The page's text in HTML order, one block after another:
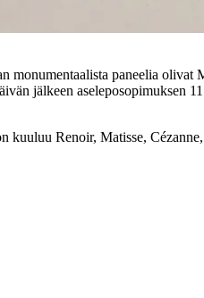
monumentaalista paneelia
jälkeen aseleposopimuksen
kuuluu Renoir, Matisse,